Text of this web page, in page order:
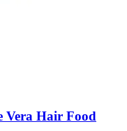
Vera Hair Food